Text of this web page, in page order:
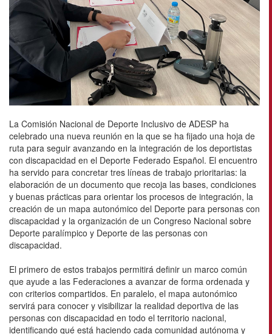
La Comisión Nacional de Deporte Inclusivo de ADESP ha
celebrado una nueva reunión en la que se ha fijado una hoja de
ruta para seguir avanzando en la integración de los deportistas
con discapacidad en el Deporte Federado Español. El encuentro
ha servido para concretar tres líneas de trabajo prioritarias: la
elaboración de un documento que recoja las bases, condiciones
y buenas prácticas para orientar los procesos de integración, la
creación de un mapa autonómico del Deporte para personas con
discapacidad y la organización de un Congreso Nacional sobre
Deporte paralímpico y Deporte de las personas con
discapacidad.
El primero de estos trabajos permitirá definir un marco común
que ayude a las Federaciones a avanzar de forma ordenada y
con criterios compartidos. En paralelo, el mapa autonómico
servirá para conocer y visibilizar la realidad deportiva de las
personas con discapacidad en todo el territorio nacional,
identificando qué está haciendo cada comunidad autónoma y